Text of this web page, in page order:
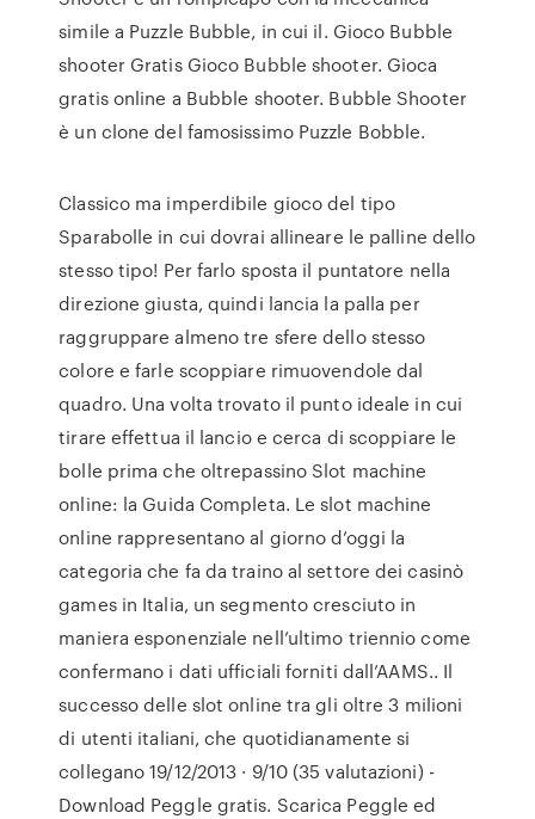
simile a Puzzle Bubble, in cui il. Gioco Bubble
shooter Gratis Gioco Bubble shooter. Gioca
gratis online a Bubble shooter. Bubble Shooter
è un clone del famosissimo Puzzle Bobble.
Classico ma imperdibile gioco del tipo
Sparabolle in cui dovrai allineare le palline dello
stesso tipo! Per farlo sposta il puntatore nella
direzione giusta, quindi lancia la palla per
raggruppare almeno tre sfere dello stesso
colore e farle scoppiare rimuovendole dal
quadro. Una volta trovato il punto ideale in cui
tirare effettua il lancio e cerca di scoppiare le
bolle prima che oltrepassino Slot machine
online: la Guida Completa. Le slot machine
online rappresentano al giorno d’oggi la
categoria che fa da traino al settore dei casinò
games in Italia, un segmento cresciuto in
maniera esponenziale nell’ultimo triennio come
confermano i dati ufficiali forniti dall’AAMS.. Il
successo delle slot online tra gli oltre 3 milioni
di utenti italiani, che quotidianamente si
collegano 19/12/2013 · 9/10 (35 valutazioni) -
Download Peggle gratis. Scarica Peggle ed